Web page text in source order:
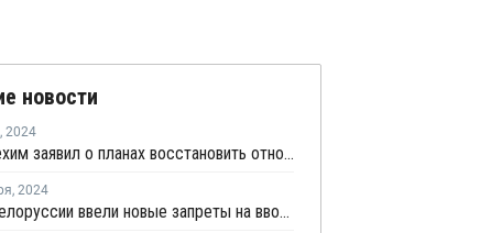
новости
, 2024
Белнефтехим заявил о планах восстановить отношения с "недружественными странами”
, 2024
Власти Белоруссии ввели новые запреты на ввоз иностранной продукции